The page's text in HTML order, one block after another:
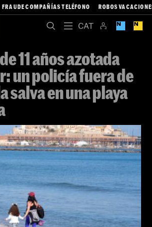
FRAUDE COMPAÑÍAS TELÉFONO ROBOS
11 años azotada
un policía fuera de
salva en una playa